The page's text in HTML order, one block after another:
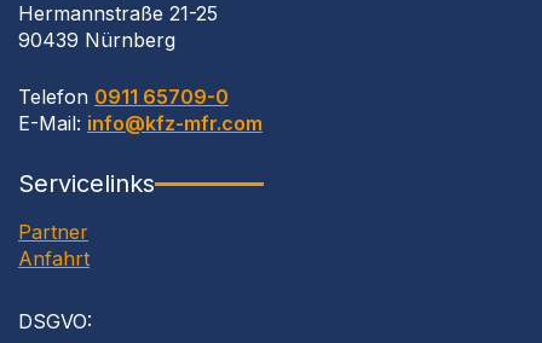
Hermannstraße 21-25
90439 Nürnberg
Telefon 0911 65709-0
E-Mail: info@kfz-mfr.com
Servicelinks
Partner
Anfahrt
DSGVO: